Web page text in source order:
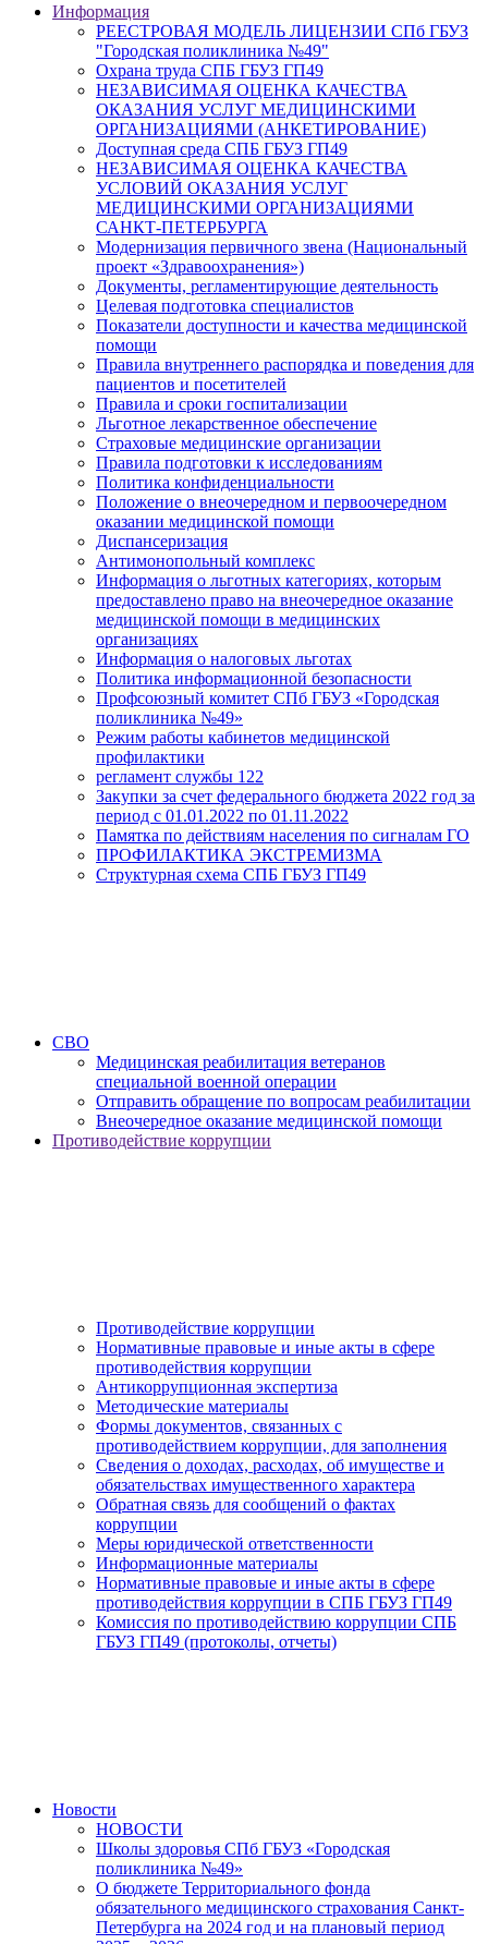
Информация
РЕЕСТРОВАЯ МОДЕЛЬ ЛИЦЕНЗИИ СПб ГБУЗ
"Городская поликлиника №49"
Охрана труда СПБ ГБУЗ ГП49
НЕЗАВИСИМАЯ ОЦЕНКА КАЧЕСТВА
ОКАЗАНИЯ УСЛУГ МЕДИЦИНСКИМИ
ОРГАНИЗАЦИЯМИ (АНКЕТИРОВАНИЕ)
Доступная среда СПБ ГБУЗ ГП49
НЕЗАВИСИМАЯ ОЦЕНКА КАЧЕСТВА
УСЛОВИЙ ОКАЗАНИЯ УСЛУГ
МЕДИЦИНСКИМИ ОРГАНИЗАЦИЯМИ
САНКТ-ПЕТЕРБУРГА
Модернизация первичного звена (Национальный
проект «Здравоохранения»)
Документы, регламентирующие деятельность
Целевая подготовка специалистов
Показатели доступности и качества медицинской
помощи
Правила внутреннего распорядка и поведения для
пациентов и посетителей
Правила и сроки госпитализации
Льготное лекарственное обеспечение
Страховые медицинские организации
Правила подготовки к исследованиям
Политика конфиденциальности
Положение о внеочередном и первоочередном
оказании медицинской помощи
Диспансеризация
Антимонопольный комплекс
Информация о льготных категориях, которым
предоставлено право на внеочередное оказание
медицинской помощи в медицинских
организациях
Информация о налоговых льготах
Политика информационной безопасности
Профсоюзный комитет СПб ГБУЗ «Городская
поликлиника №49»
Режим работы кабинетов медицинской
профилактики
регламент службы 122
Закупки за счет федерального бюджета 2022 год за
период с 01.01.2022 по 01.11.2022
Памятка по действиям населения по сигналам ГО
ПРОФИЛАКТИКА ЭКСТРЕМИЗМА
Структурная схема СПБ ГБУЗ ГП49
СВО
Медицинская реабилитация ветеранов
специальной военной операции
Отправить обращение по вопросам реабилитации
Внеочередное оказание медицинской помощи
Противодействие коррупции
Противодействие коррупции
Нормативные правовые и иные акты в сфере
противодействия коррупции
Антикоррупционная экспертиза
Методические материалы
Формы документов, связанных с
противодействием коррупции, для заполнения
Сведения о доходах, расходах, об имуществе и
обязательствах имущественного характера
Обратная связь для сообщений о фактах
коррупции
Меры юридической ответственности
Информационные материалы
Нормативные правовые и иные акты в сфере
противодействия коррупции в СПБ ГБУЗ ГП49
Комиссия по противодействию коррупции СПБ
ГБУЗ ГП49 (протоколы, отчеты)
Новости
НОВОСТИ
Школы здоровья СПб ГБУЗ «Городская
поликлиника №49»
О бюджете Территориального фонда
обязательного медицинского страхования Санкт-
Петербурга на 2024 год и на плановый период